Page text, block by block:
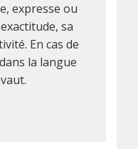
expresse ou
sa
En cas de
la langue